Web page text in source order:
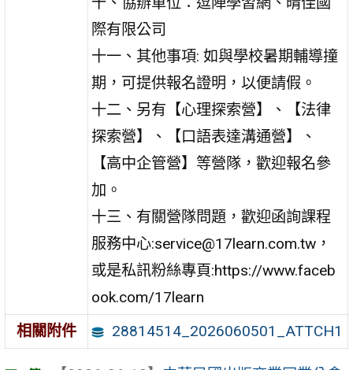
際有限公司
十一、其他事項: 如與學校暑期輔導撞
期，可提供報名證明，以便請假。
十二、另有【心理探索營】、【法律
探索營】、【口語表達溝通營】、
【高中企管營】等營隊，歡迎報名參
加。
十三、有關營隊問題，歡迎函詢課程
服務中心:service@17learn.com.tw，
或是私訊粉絲專頁:https://www.faceb
ook.com/17learn
相關附件
28814514_2026060501_ATTCH1